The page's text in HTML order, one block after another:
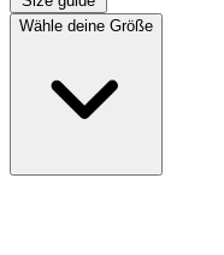
Wähle deine Größe